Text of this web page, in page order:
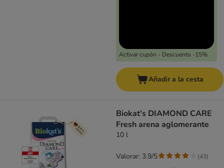
Activar cupón - Descuento -15%
Añadir a la cesta
Biokat's DIAMOND CARE
Fresh arena aglomerante
10 l
Valorar: 3.9/5 (43)